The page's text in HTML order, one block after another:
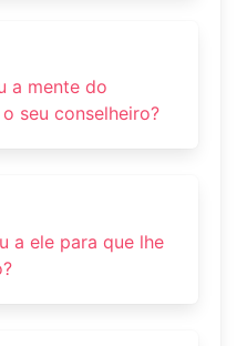
a mente do
seu conselheiro?
a ele para que lhe